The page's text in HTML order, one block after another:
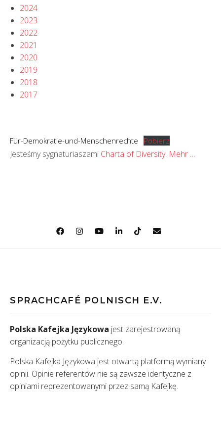
2024
2023
2022
2021
2020
2019
2018
2017
Für-Demokratie-und-Menschenrechte Pobierz
Jesteśmy sygnaturiaszami Charta of Diversity. Mehr …
SPRACHCAFÉ POLNISCH E.V.
Polska Kafejka Językowa jest zarejestrowaną
organizacją pożytku publicznego.
Polska Kafejka Językowa jest otwartą platformą wymiany
opinii. Opinie referentów nie są zawsze identyczne z
opiniami reprezentowanymi przez samą Kafejkę.